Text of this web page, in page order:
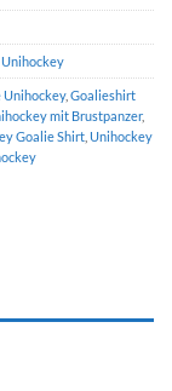
Unihockey, Goalieshirt
mit Brustpanzer,
Goalie Shirt Unihockey